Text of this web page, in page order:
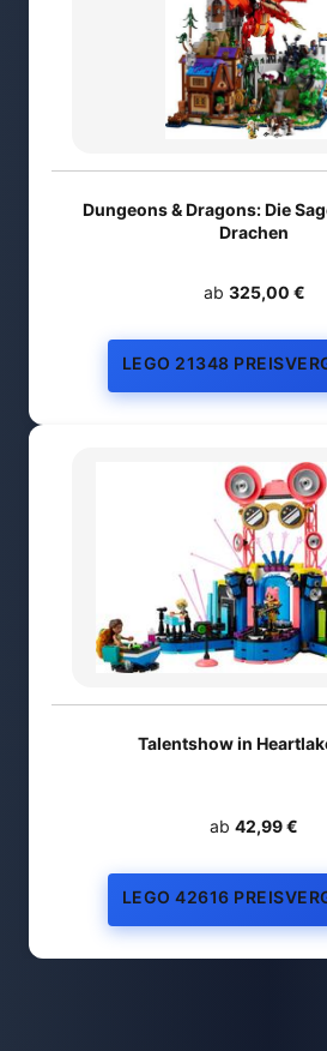
Dungeons & Dragons: Die
Drachen
ab 325,00 €
LEGO 21348
Talentshow in
ab 42,99 €
LEGO 42616